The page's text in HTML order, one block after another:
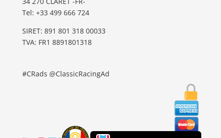
Tel: ‭+33 499 666 724‬
SIRET: 891 801 318 00033
TVA: FR1 8891801318
#CRads @ClassicRacingAd